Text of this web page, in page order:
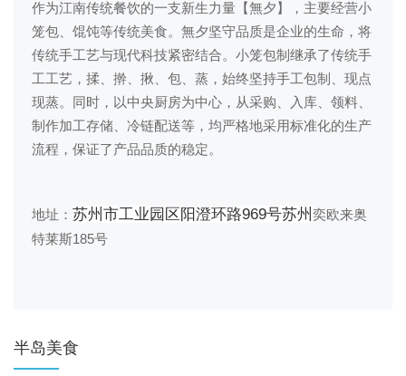
作为江南传统餐饮的一支新生力量【無夕】，主要经营小
笼包、馄饨等传统美食。無夕坚守品质是企业的生命，将
传统手工艺与现代科技紧密结合。小笼包制继承了传统手
工工艺，揉、擀、揪、包、蒸，始终坚持手工包制、现点
现蒸。同时，以中央厨房为中心，从采购、入库、领料、
制作加工存储、冷链配送等，均严格地采用标准化的生产
流程，保证了产品品质的稳定。
地址： 苏州市工业园区阳澄环路969号苏州 奕欧来奥
特莱斯185号
半岛美食